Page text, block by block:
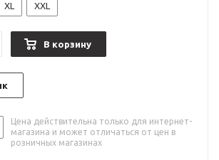
XL XXL
В корзину
Цена действительна только для интернет-
магазина и может отличаться от цен в
розничных магазинах